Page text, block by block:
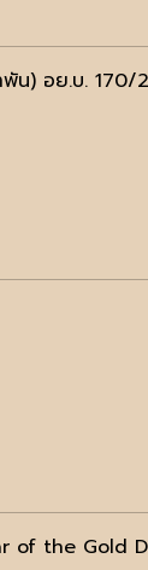
พัน) อย.บ. 170/
of the Gold